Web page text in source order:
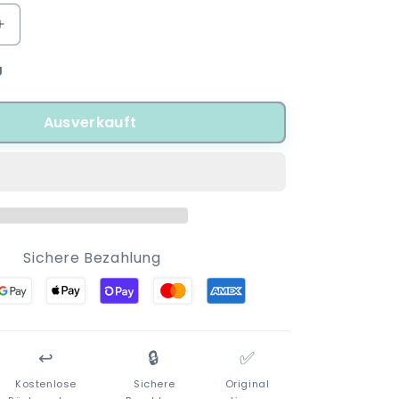
Erhöhe
Ausverkauft
Sichere Bezahlung
↩️
Kostenlose
🔒
Sichere
✅
Original